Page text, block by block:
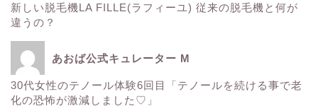
新しい脱毛機LA FILLE(ラフィーユ) 従来の脱毛機と何が
違うの？
あおば公式キュレーター M
30代女性のテノール体験6回目「テノールを続ける事で老
化の恐怖が激減しました♡」
サーマクール
レーザートーニング